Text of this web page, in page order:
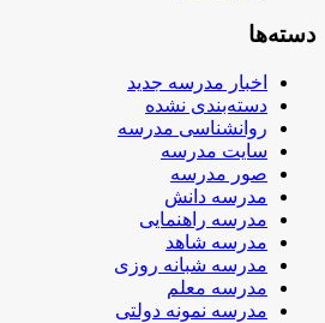
دسته‌ها
اخبار مدرسه جدید
دسته‌بندی نشده
روانشناسی مدرسه
سایت مدرسه
صور مدرسه
مدرسه دانش
مدرسه راهنمایی
مدرسه شاهد
مدرسه شبانه روزی
مدرسه معلم
مدرسه نمونه دولتی